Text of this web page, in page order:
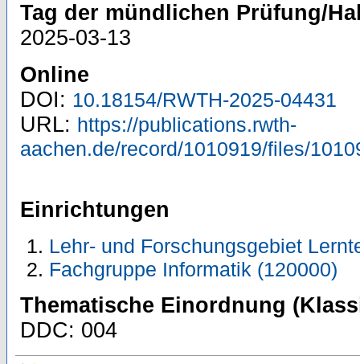
Tag der mündlichen Prüfung/
2025-03-13
Online
DOI: 10.18154/RWTH-2025-04431
URL: https://publications.rwth-
aachen.de/record/1010919/files/
Einrichtungen
Lehr- und Forschungsgebiet
Fachgruppe Informatik (120000)
Thematische Einordnung
DDC: 004